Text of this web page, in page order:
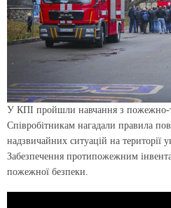
У КПІ пройшли навчання з пожежно-
Співробітникам нагадали правила
надзвичайних ситуацій на території
Забезпечення протипожежним
пожежної безпеки.